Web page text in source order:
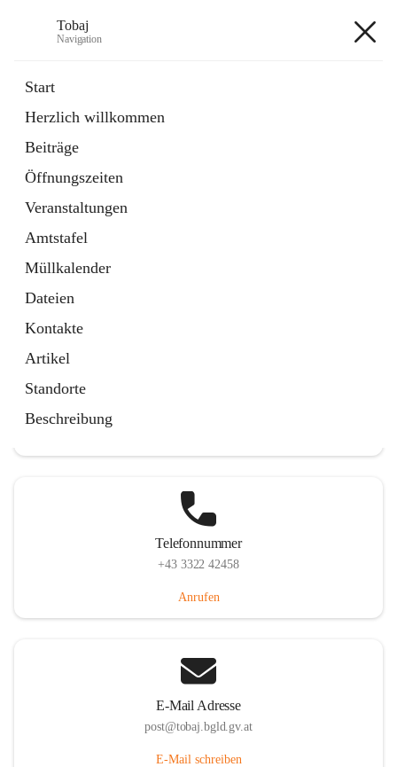
Tobaj
Navigation
Start
Herzlich willkommen
Beiträge
Öffnungszeiten
Veranstaltungen
Amtstafel
Müllkalender
Dateien
Kontakte
Artikel
Standorte
Beschreibung
Externe Webseite
in
Tab
Formulare
2 Schnellzugriffe
Telefonnummer
+43 3322 42458
Anrufen
E-Mail Adresse
post@tobaj.bgld.gv.at
E-Mail schreiben